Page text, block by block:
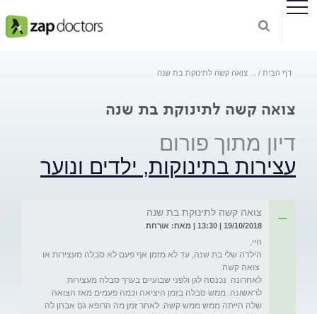
דף הבית צואה קשה לתינוקת בת שנה
צואה קשה לתינוקת בת שנה
דיון מתוך פורום
עצירות בתינוקות, ילדים ונוער
צואה קשה לתינוקת בת שנה
19/10/2018 | 13:30 | מאת: אורחת
הילדה שלי בת שנה, עד לא מזמן אף פעם לא סבלה מעצירות או
לאחרונה  נכנסה לגן ולפני שבועיים בערך סבלה מעצירות
לראשונה. ממש סבלה בזמן היציאה וכמה פעמים מאז הצואה
שלה הייתה ממש ממש קשה. לאחר זמן מה הרופא גם אבחן לה